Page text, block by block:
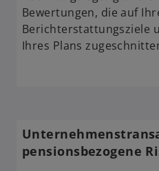
Bewertungen, die auf
Berichterstattungsziele
Ihres Plans
pensionsbezogene